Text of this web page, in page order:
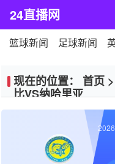
24直播网
篮球新闻 足球新闻
现在的位置： 首页 >
比VS纳哈里亚